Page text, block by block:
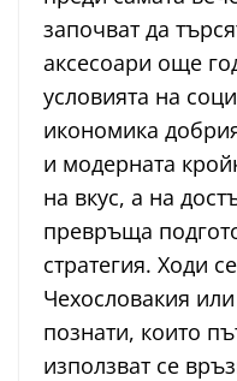
започват да
аксесоари още
условията на
икономика
и модерната
на вкус, а на
превръща
стратегия. Ходи
Чехословакия
познати, които
използват се